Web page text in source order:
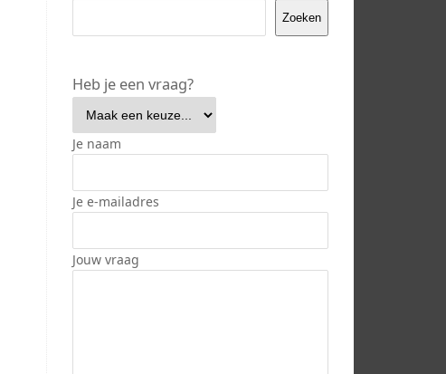
Zoeken
Heb je een vraag?
Je naam
Je e-mailadres
Jouw vraag